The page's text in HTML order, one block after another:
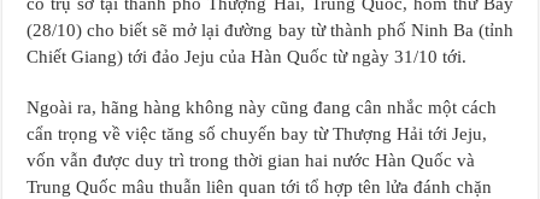
có trụ sở tại thành phố Thượng Hải, Trung Quốc, hôm thứ Bảy
(28/10) cho biết sẽ mở lại đường bay từ thành phố Ninh Ba (tỉnh
Chiết Giang) tới đảo Jeju của Hàn Quốc từ ngày 31/10 tới.
Ngoài ra, hãng hàng không này cũng đang cân nhắc một cách
cẩn trọng về việc tăng số chuyến bay từ Thượng Hải tới Jeju,
vốn vẫn được duy trì trong thời gian hai nước Hàn Quốc và
Trung Quốc mâu thuẫn liên quan tới tổ hợp tên lửa đánh chặn